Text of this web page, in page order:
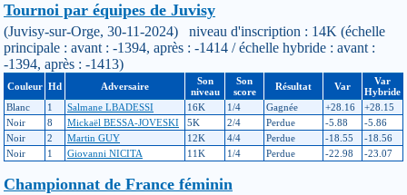
Tournoi par équipes de Juvisy
(Juvisy-sur-Orge, 30-11-2024) niveau d'inscription : 14K (échelle
principale : avant : -1394, après : -1414 / échelle hybride : avant :
-1394, après : -1413)
Couleur Hd Adversaire
Son
niveau
Son
score
Résultat Var
Var
Hybride
Blanc
1 Salmane LBADESSI 16K 1/4 Gagnée +28.16
+28.15
Noir
8 Mickaël BESSA-JOVESKI 5K 2/4 Perdue -5.88
-5.86
Noir
2 Martin GUY 12K 4/4 Perdue -18.55
-18.56
Noir
1 Giovanni NICITA 11K 1/4 Perdue -22.98 -23.07
Championnat de France féminin